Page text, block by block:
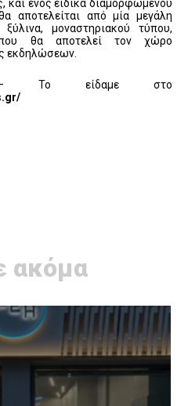
ενός ειδικά διαμορφωμένου
αποτελείται από μία μεγάλη
μοναστηριακού τύπου,
θα αποτελεί τον χώρο
εκδηλώσεων.
Το είδαμε στο
ακόμα